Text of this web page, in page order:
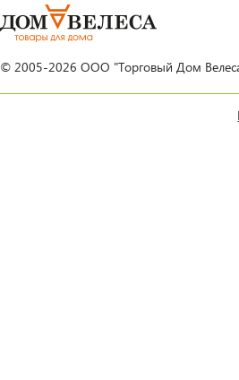
© 2005-2026 ООО "Торговый Дом